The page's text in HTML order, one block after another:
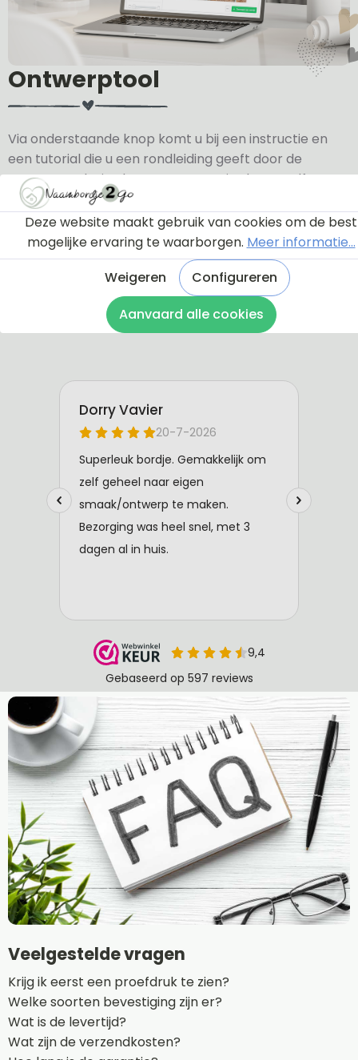
Ontwerptool
Via onderstaande knop komt u bij een instructie en
een tutorial die u een rondleiding geeft door de
ontwerptool. Hierdoor weet u precies hoe u zelf uw
naambordje helemaal kunt aanpassen en naar uw
eigen smaak kunt ontwerpen.
Bekijk de instructie
Veelgestelde vragen
Krijg ik eerst een proefdruk te zien?
Welke soorten bevestiging zijn er?
Wat is de levertijd?
Wat zijn de verzendkosten?
Deze website maakt gebruik van cookies om de best
mogelijke ervaring te waarborgen. Meer informatie...
Weigeren
Configureren
Aanvaard alle cookies